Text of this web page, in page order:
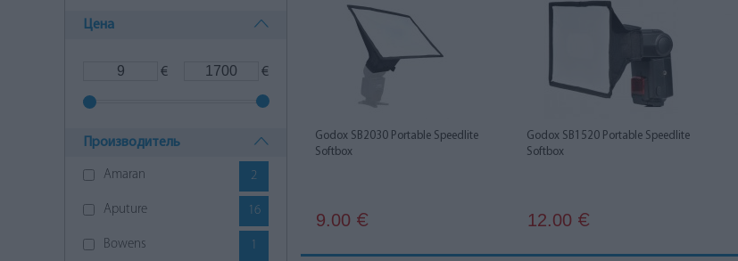
Цена
€ €
Производитель
Amaran 2
Aputure 16
Bowens 1
Godox SB2030 Portable Speedlite
Softbox
9.00 €
Godox SB1520 Portable Speedlite
Softbox
12.00 €